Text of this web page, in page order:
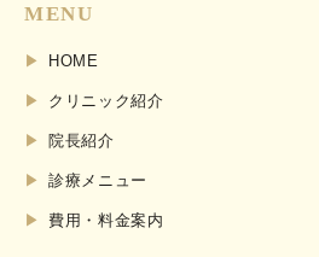
MENU
HOME
クリニック紹介
院長紹介
診療メニュー
費用・料金案内